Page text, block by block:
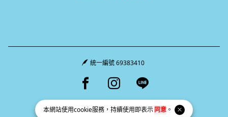
本網站使用cookie服務，持續使用即表示同意 。
統一編號 69383410
Facebook page
Instagram page
Line page